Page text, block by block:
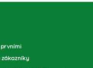
ještě
prvními
zákazníky